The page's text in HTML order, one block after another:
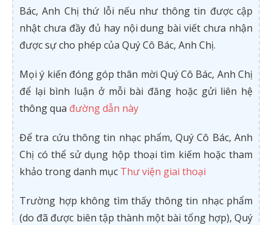
Bác, Anh Chị thứ lỗi nếu như thông tin được cập
nhật chưa đầy đủ hay nội dung bài viết chưa nhận
được sự cho phép của Quý Cô Bác, Anh Chị.
Mọi ý kiến đóng góp thân mời Quý Cô Bác, Anh Chị
để lại bình luận ở mỗi bài đăng hoặc gửi liên hệ
thông qua đường dẫn này
Để tra cứu thông tin nhạc phẩm, Quý Cô Bác, Anh
Chị có thể sử dụng hộp thoại tìm kiếm hoặc tham
khảo trong danh mục Thư viện giai thoại
Trường hợp không tìm thấy thông tin nhạc phẩm
(do đã được biên tập thành một bài tổng hợp), Quý